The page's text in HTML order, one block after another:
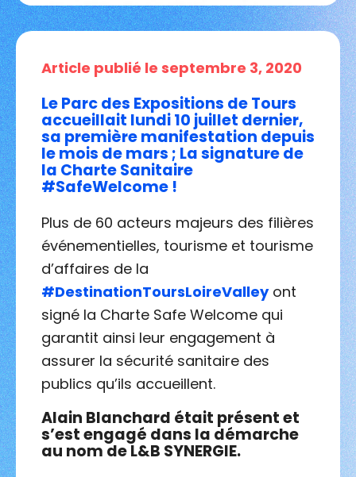
Article publié le septembre 3, 2020
Le Parc des Expositions de Tours
accueillait lundi 10 juillet dernier,
sa première manifestation depuis
le mois de mars ; La signature de
la Charte Sanitaire
#SafeWelcome !
Plus de 60 acteurs majeurs des filières
événementielles, tourisme et tourisme
d’affaires de la
#DestinationToursLoireValleyont
signé la Charte Safe Welcome qui
garantit ainsi leur engagement à
assurer la sécurité sanitaire des
publics qu’ils accueillent.
Alain Blanchard était présent et
s’est engagé dans la démarche
au nom de L&B SYNERGIE.